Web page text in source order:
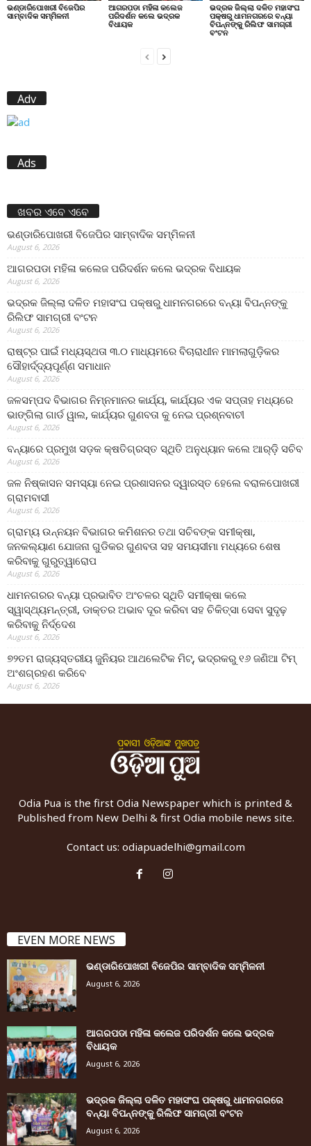
ଭଣ୍ଡାରିପୋଖରୀ ବିଜେପିର
ସାମ୍ବାଦିକ ସମ୍ମିଳନୀ
ଆଗରପଡା ମହିଳା କଲେଜ
ପରିଦର୍ଶନ କଲେ ଭଦ୍ରକ
ବିଧାୟକ
ଭଦ୍ରକ ଜିଲ୍ଲା ଦଳିତ ମହାସଂଘ
ପକ୍ଷରୁ ଧାମନଗରରେ ବନ୍ୟା
ବିପନ୍ନଙ୍କୁ ରିଲିଫ ସାମଗ୍ରୀ
ବଂଟନ
Adv
Ads
ଖବର ଏବେ ଏବେ
ଭଣ୍ଡାରିପୋଖରୀ ବିଜେପିର ସାମ୍ବାଦିକ ସମ୍ମିଳନୀ
August 6, 2026
ଆଗରପଡା ମହିଳା କଲେଜ ପରିଦର୍ଶନ କଲେ ଭଦ୍ରକ ବିଧାୟକ
August 6, 2026
ଭଦ୍ରକ ଜିଲ୍ଲା ଦଳିତ ମହାସଂଘ ପକ୍ଷରୁ ଧାମନଗରରେ ବନ୍ୟା ବିପନ୍ନଙ୍କୁ
ରିଲିଫ ସାମଗ୍ରୀ ବଂଟନ
August 6, 2026
ରାଷ୍ଟ୍ର ପାଇଁ ମଧ୍ୟସ୍ଥତା ୩.୦ ମାଧ୍ୟମରେ ବିଚାରାଧୀନ ମାମଲାଗୁଡ଼ିକର
ସୌହାର୍ଦ୍ଦ୍ୟପୂର୍ଣ୍ଣ ସମାଧାନ
August 6, 2026
ଜଳସମ୍ପଦ ବିଭାଗର ନିମ୍ନମାନର କାର୍ଯ୍ୟ, କାର୍ଯ୍ୟର ଏକ ସପ୍ତାହ ମଧ୍ୟରେ
ଭାଙ୍ଗିଲା ଗାର୍ଡ ୱାଲ, କାର୍ଯ୍ୟର ଗୁଣବତା କୁ ନେଇ ପ୍ରଶ୍ନବାଚୀ
August 6, 2026
ବନ୍ୟାରେ ପ୍ରମୁଖ ସଡ଼କ କ୍ଷତିଗ୍ରସ୍ତ ସ୍ଥିତି ଅନୁଧ୍ୟାନ କଲେ ଆର୍‌ଡ଼ି ସଚିବ
August 6, 2026
ଜଳ ନିଷ୍କାସନ ସମସ୍ୟା ନେଇ ପ୍ରଶାସନର ଦ୍ୱାରସ୍ତ ହେଲେ ବରାଳପୋଖରୀ
ଗ୍ରାମବାସୀ
August 6, 2026
ଗ୍ରାମ୍ୟ ଉନ୍ନୟନ ବିଭାଗର କମିଶନର ତଥା ସଚିବଙ୍କ ସମୀକ୍ଷା,
ଜନକଲ୍ୟାଣ ଯୋଜନା ଗୁଡିକର ଗୁଣବତା ସହ ସମୟସୀମା ମଧ୍ୟରେ ଶେଷ
କରିବାକୁ ଗୁରୁତ୍ୱାରୋପ
August 6, 2026
ଧାମନଗରର ବନ୍ୟା ପ୍ରଭାବିତ ଅଂଚଳର ସ୍ଥିତି ସମୀକ୍ଷା କଲେ
ସ୍ୱାସ୍ଥ୍ୟମନ୍ତ୍ରୀ, ଡାକ୍ତର ଅଭାବ ଦୂର କରିବା ସହ ଚିକିତ୍ସା ସେବା ସୁଦୃଢ଼
କରିବାକୁ ନିର୍ଦ୍ଦେଶ
August 6, 2026
୭୨ତମ ରାଜ୍ୟସ୍ତରୀୟ ଜୁନିୟର ଆଥଲେଟିକ ମିଟ୍‌, ଭଦ୍ରକରୁ ୧୬ ଜଣିଆ ଟିମ୍
ଅଂଶଗ୍ରହଣ କରିବେ
August 6, 2026
Odia Pua is the first Odia Newspaper which is printed &
Published from New Delhi & first Odia mobile news site.
Contact us: odiapuadelhi@gmail.com
EVEN MORE NEWS
ଭଣ୍ଡାରିପୋଖରୀ ବିଜେପିର ସାମ୍ବାଦିକ ସମ୍ମିଳନୀ
August 6, 2026
ଆଗରପଡା ମହିଳା କଲେଜ ପରିଦର୍ଶନ କଲେ ଭଦ୍ରକ
ବିଧାୟକ
August 6, 2026
ଭଦ୍ରକ ଜିଲ୍ଲା ଦଳିତ ମହାସଂଘ ପକ୍ଷରୁ ଧାମନଗରରେ
ବନ୍ୟା ବିପନ୍ନଙ୍କୁ ରିଲିଫ ସାମଗ୍ରୀ ବଂଟନ
August 6, 2026